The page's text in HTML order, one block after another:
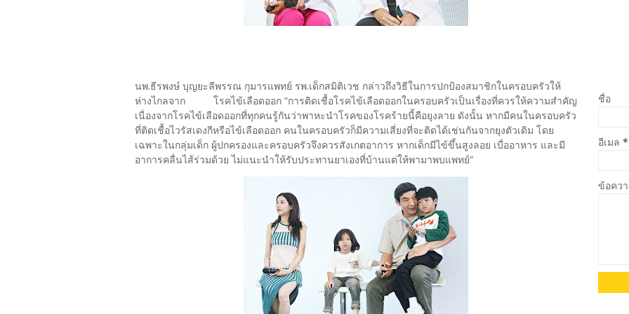
นพ.ธีรพงษ์ บุญยะลีพรรณ กุมารแพทย์ รพ.เด็กสมิติเวช กล่าวถึงวิธีในการปกป้องสมาชิกในครอบครัวให้
ห่างไกลจาก โรคไข้เลือดออก “การติดเชื้อโรคไข้เลือดออกในครอบครัวเป็นเรื่องที่ควรให้ความสำคัญ
เนื่องจากโรคไข้เลือดออกที่ทุกคนรู้กันว่าพาหะนำโรคของโรคร้ายนี้คือยุงลาย ดังนั้น หากมีคนในครอบครัว
ที่ติดเชื้อไวรัสเดงกีหรือไข้เลือดออก คนในครอบครัวก็มีความเสี่ยงที่จะติดได้เช่นกันจากยุงตัวเดิม โดย
เฉพาะในกลุ่มเด็ก ผู้ปกครองและครอบครัวจึงควรสังเกตอาการ หากเด็กมีไข้ขึ้นสูงลอย เบื่ออาหาร และมี
อาการคลื่นไส้ร่วมด้วย ไม่แนะนำให้รับประทานยาเองที่บ้านแต่ให้พามาพบแพทย์”
ชื่อ
อีเมล *
ข้อคว